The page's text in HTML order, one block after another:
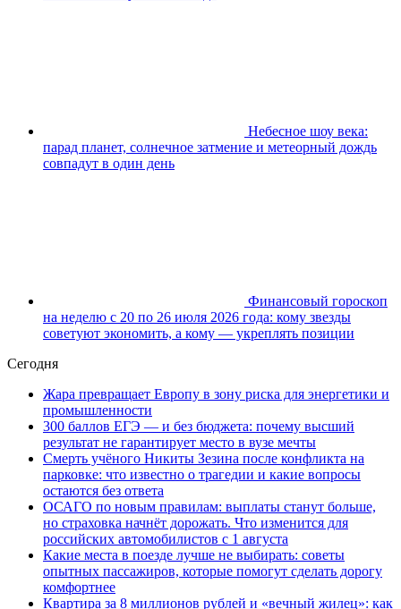
Небесное шоу века:
парад планет, солнечное затмение и метеорный дождь
совпадут в один день
Финансовый гороскоп
на неделю с 20 по 26 июля 2026 года: кому звезды
советуют экономить, а кому — укреплять позиции
Сегодня
Жара превращает Европу в зону риска для энергетики и
промышленности
300 баллов ЕГЭ — и без бюджета: почему высший
результат не гарантирует место в вузе мечты
Смерть учёного Никиты Зезина после конфликта на
парковке: что известно о трагедии и какие вопросы
остаются без ответа
ОСАГО по новым правилам: выплаты станут больше,
но страховка начнёт дорожать. Что изменится для
российских автомобилистов с 1 августа
Какие места в поезде лучше не выбирать: советы
опытных пассажиров, которые помогут сделать дорогу
комфортнее
Квартира за 8 миллионов рублей и «вечный жилец»: как